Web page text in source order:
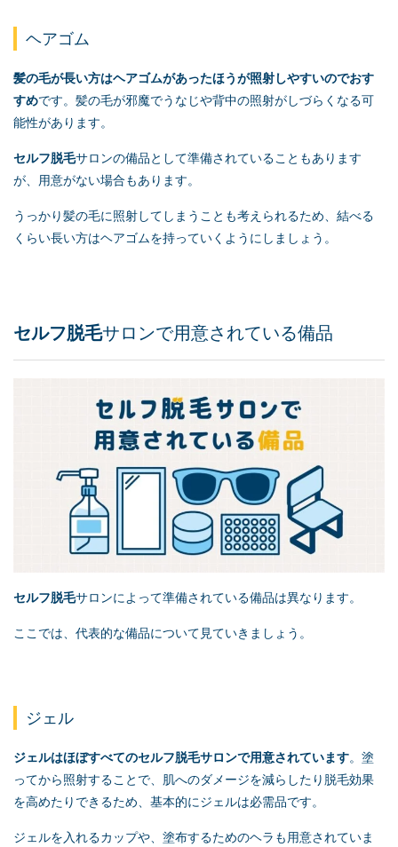
ヘアゴム
髪の毛が長い方はヘアゴムがあったほうが照射しやすいのでおす
すめです。髪の毛が邪魔でうなじや背中の照射がしづらくなる可
能性があります。
セルフ脱毛サロンの備品として準備されていることもあります
が、用意がない場合もあります。
うっかり髪の毛に照射してしまうことも考えられるため、結べる
くらい長い方はヘアゴムを持っていくようにしましょう。
セルフ脱毛サロンで用意されている備品
セルフ脱毛サロンによって準備されている備品は異なります。
ここでは、代表的な備品について見ていきましょう。
ジェル
ジェルはほぼすべてのセルフ脱毛サロンで用意されています。塗
ってから照射することで、肌へのダメージを減らしたり脱毛効果
を高めたりできるため、基本的にジェルは必需品です。
ジェルを入れるカップや、塗布するためのヘラも用意されていま